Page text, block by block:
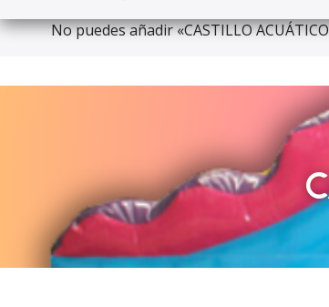
No puedes añadir «CASTILLO